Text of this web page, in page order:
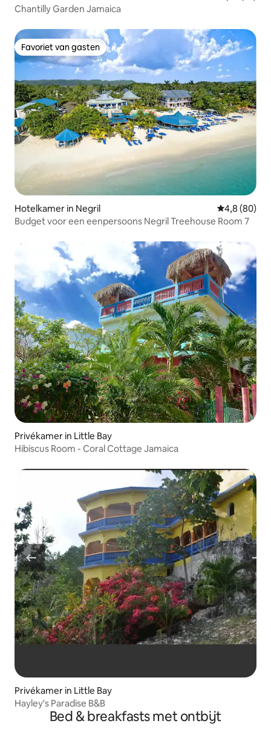
Chantilly Garden Jamaica
Favoriet van gasten
Favoriet van gasten
Hotelkamer in Negril Gemiddelde
4,8 (80)
Budget voor een eenpersoons Negril Treehouse Room 7
Privékamer in Little Bay
Hibiscus Room - Coral Cottage Jamaica
Privékamer in Little Bay
Hayley's Paradise B&B
Bed & breakfasts met ontbijt